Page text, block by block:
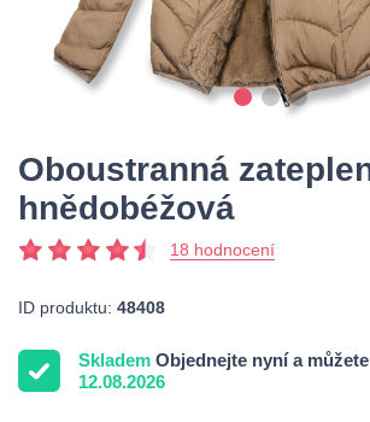
Oboustranná
hnědobéžová
18 hodnocení
ID produktu: 48408
Skladem Objednejte nyní a
12.08.2026